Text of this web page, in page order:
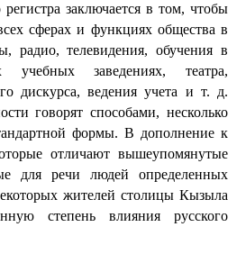
регистра заключается в том, чтобы
сферах и функциях общества в
радио, телевидения, обучения в
заведениях, театра,
дискурса, ведения учета и т. д.
говорят способами, несколько
формы. В дополнение к
отличают вышеупомянутые
для речи людей определенных
жителей столицы Кызыла
степень влияния русского